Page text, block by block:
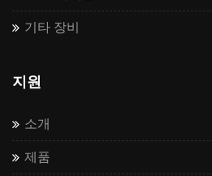
기타 장비
지원
소개
제품